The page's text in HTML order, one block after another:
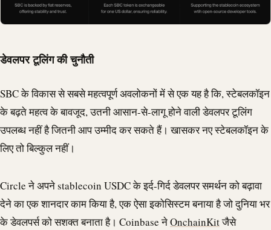
डेवलपर टूलिंग की चुनौती
SBC के विकास से सबसे महत्वपूर्ण अवलोकनों में से एक यह है कि, स्टेबलकॉइन
के बढ़ते महत्व के बावजूद, उतनी आसान-से-लागू होने वाली डेवलपर टूलिंग
उपलब्ध नहीं है जितनी आप उम्मीद कर सकते हैं। खासकर नए स्टेबलकॉइन के
लिए तो बिल्कुल नहीं।
Circle ने अपनेstablecoin USDCके इर्द-गिर्द डेवलपर समर्थन को बढ़ावा
देने का एक शानदार काम किया है, एक ऐसा इकोसिस्टम बनाया है जो दुनिया भर
के डेवलपर्स को सशक्त बनाता है। Coinbase नेOnchainKitजैसे